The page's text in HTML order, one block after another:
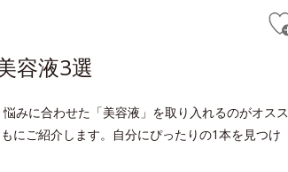
容液3選
みに合わせた「美容液」を取り入れるのがオスス
にご紹介します。自分にぴったりの1本を見つけ